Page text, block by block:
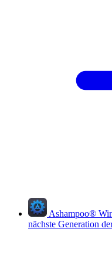
Ashampoo®
nächste Generation